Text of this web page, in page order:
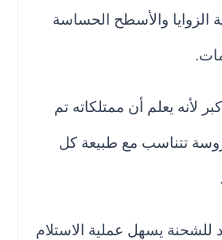
الزوايا والأسطح الحساسة
لأنه يعلم أن ممتلكاته تم
تتناسب مع طبيعة كل
للشحنة يسهل عملية الاستلام